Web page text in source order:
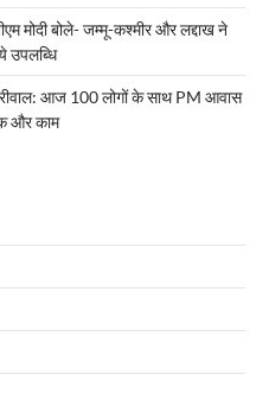
मोदी बोले- जम्मू-कश्मीर और लद्दाख ने
उपलब्धि
आज 100 लोगों के साथ PM आवास
और काम